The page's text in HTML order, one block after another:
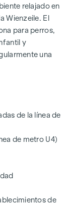
relajado en
Wienzeile. El
para perros,
y
una
de la línea de
de metro U4)
de